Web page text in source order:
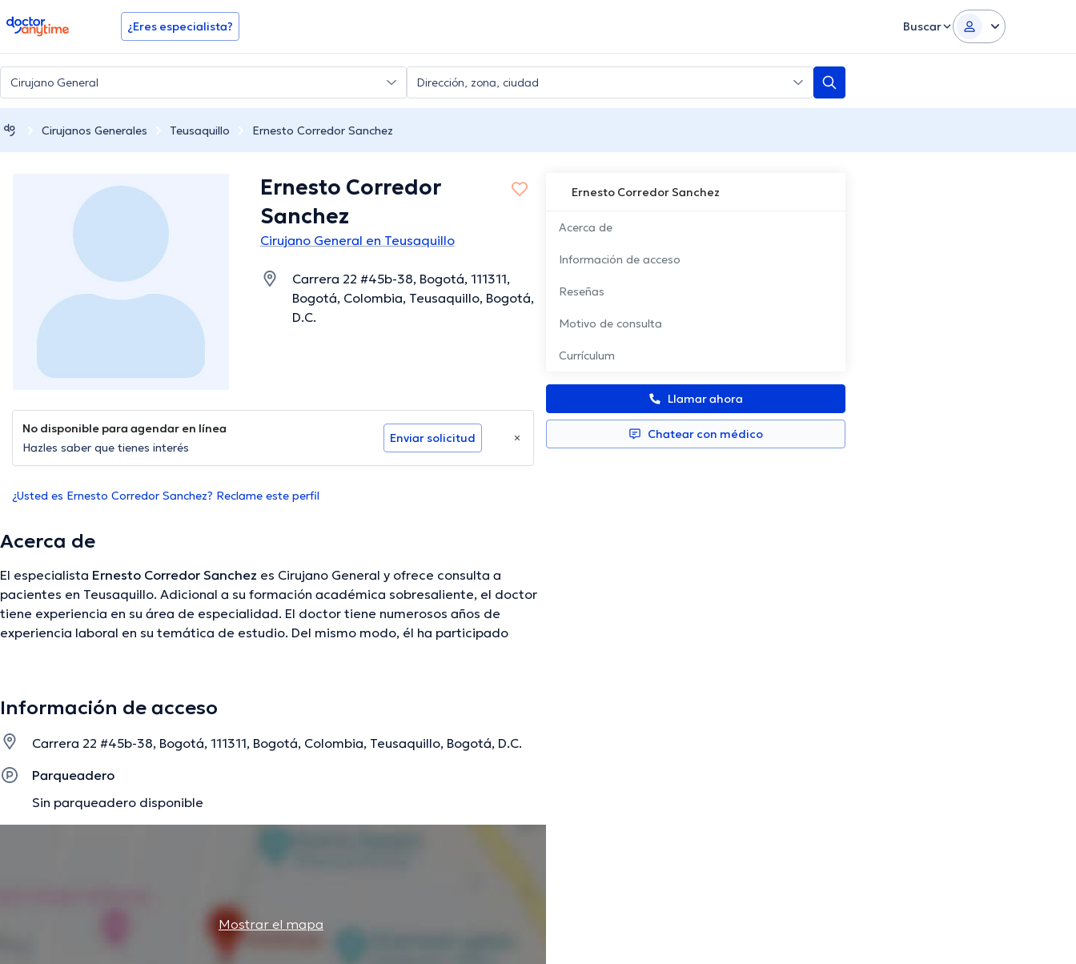
doctoranytime ¿Eres especialista? Buscar
Cirujanos Generales Teusaquillo Ernesto Corredor Sanchez
Ernesto Corredor Sanchez
Acerca de
Información de acceso
Reseñas
Motivo de consulta
Currículum
Llamar ahora
Chatear con médico
Ernesto Corredor
Sanchez
Cirujano General en Teusaquillo
Carrera 22 #45b-38, Bogotá, 111311,
Bogotá, Colombia, Teusaquillo, Bogotá,
D.C.
No disponible para agendar en línea
Hazles saber que tienes interés
Enviar solicitud
¿Usted es Ernesto Corredor Sanchez? Reclame este perfil
Acerca de
El especialista Ernesto Corredor Sanchez es Cirujano General y ofrece consulta a
pacientes en Teusaquillo. Adicional a su formación académica sobresaliente, el doctor
tiene experiencia en su área de especialidad. El doctor tiene numerosos años de
experiencia laboral en su temática de estudio. Del mismo modo, él ha participado
consulta se puede llevar a cabo en Español.
Información de acceso
Carrera 22 #45b-38, Bogotá, 111311, Bogotá, Colombia, Teusaquillo, Bogotá, D.C.
Parqueadero
Sin parqueadero disponible
Mostrar el mapa